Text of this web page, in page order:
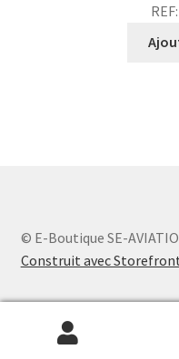
© E-Boutique SE-
Construit avec
Recherche
Recherche